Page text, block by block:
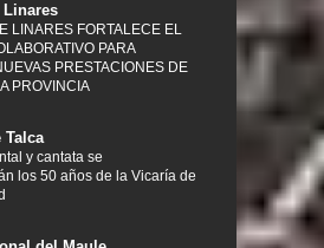
Linares
LINARES FORTALECE EL
PARA
PRESTACIONES DE
PROVINCIA
Talca
y cantata se
los 50 años de la Vicaría de